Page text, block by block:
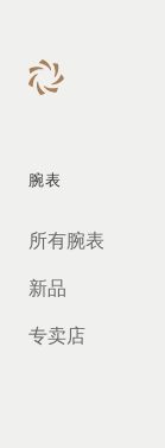
腕表
所有腕表
新品
专卖店